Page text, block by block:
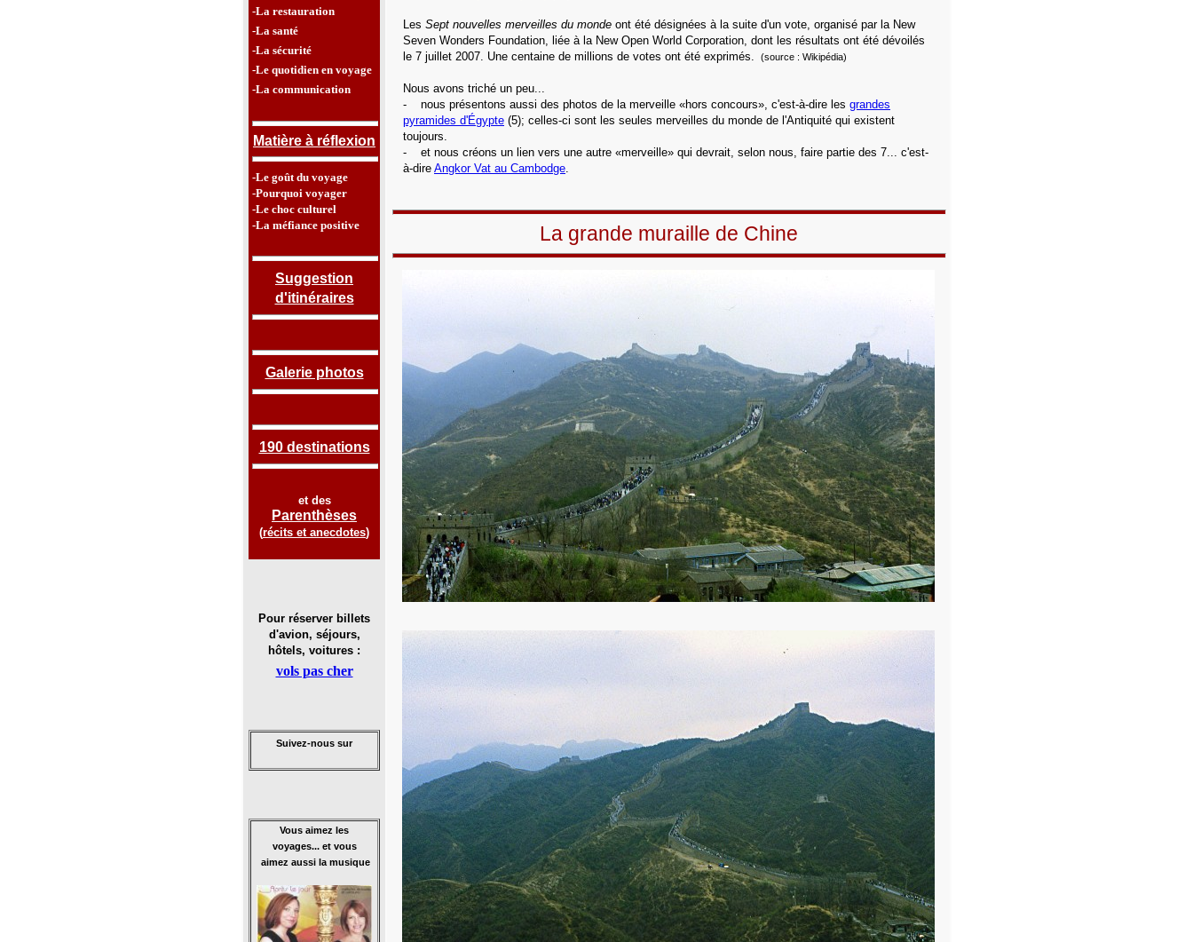
-La restauration
-La santé
-La sécurité
-Le quotidien en voyage
-La communication
Matière à réflexion
-Le goût du voyage
-Pourquoi voyager
-Le choc culturel
-La méfiance positive
Suggestion
d'itinéraires
Galerie photos
190 destinations
et des
Parenthèses
(récits et anecdotes)
Pour réserver billets
d'avion, séjours,
hôtels, voitures :
vols pas cher
Suivez-nous sur
Vous aimez les
voyages... et vous
aimez aussi la musique
Les Sept nouvelles merveilles du monde ont été désignées à la suite d'un vote, organisé par la New
Seven Wonders Foundation, liée à la New Open World Corporation, dont les résultats ont été dévoilés
le 7 juillet 2007. Une centaine de millions de votes ont été exprimés. (source : Wikipédia)
Nous avons triché un peu...
- nous présentons aussi des photos de la merveille «hors concours», c'est-à-dire les grandes
pyramides d'Égypte (5); celles-ci sont les seules merveilles du monde de l'Antiquité qui existent
toujours.
- et nous créons un lien vers une autre «merveille» qui devrait, selon nous, faire partie des 7... c'est-
à-dire Angkor Vat au Cambodge.
La grande muraille de Chine